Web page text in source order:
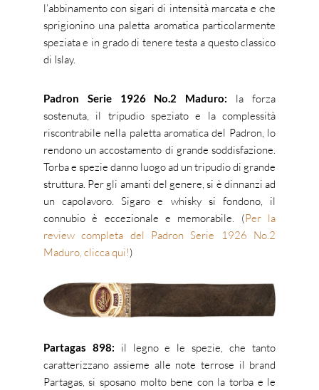
l’abbinamento con sigari di intensità marcata e che
sprigionino una paletta aromatica particolarmente
speziata e in grado di tenere testa a questo classico
di Islay.
Padron Serie 1926 No.2 Maduro:
la forza
sostenuta, il tripudio speziato e la complessità
riscontrabile nella paletta aromatica del Padron, lo
rendono un accostamento di grande soddisfazione.
Torba e spezie danno luogo ad un tripudio di grande
struttura. Per gli amanti del genere, si è dinnanzi ad
un capolavoro. Sigaro e whisky si fondono, il
connubio è eccezionale e memorabile. (Per la
review completa del Padron Serie 1926 No.2
Maduro, clicca qui!)
Partagas 898: il legno e le spezie, che tanto
caratterizzano assieme alle note terrose il brand
Partagas, si sposano molto bene con la torba e le